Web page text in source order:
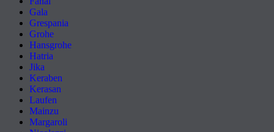
Gala
Grespania
Grohe
Hansgrohe
Hatria
Jika
Keraben
Kerasan
Laufen
Mainzu
Margaroli